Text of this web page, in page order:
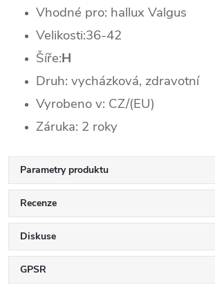
Vhodné pro: hallux Valgus
Velikosti:36-42
Šíře:H
Druh: vycházková, zdravotní
Vyrobeno v: CZ/(EU)
Záruka: 2 roky
Parametry produktu
Recenze
Diskuse
GPSR